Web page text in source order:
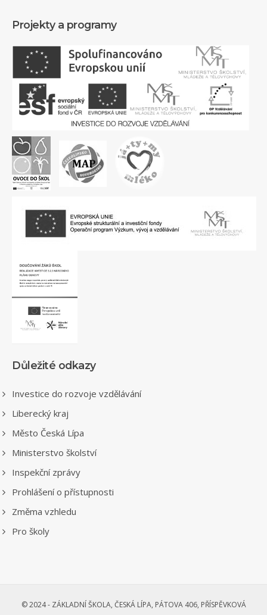
Projekty a programy
Důležité odkazy
Investice do rozvoje vzdělávání
Liberecký kraj
Město Česká Lípa
Ministerstvo školství
Inspekční zprávy
Prohlášení o přístupnosti
Změma vzhledu
Pro školy
© 2024 - ZÁKLADNÍ ŠKOLA, ČESKÁ LÍPA, PÁTOVA 406, PŘÍSPĚVKOVÁ